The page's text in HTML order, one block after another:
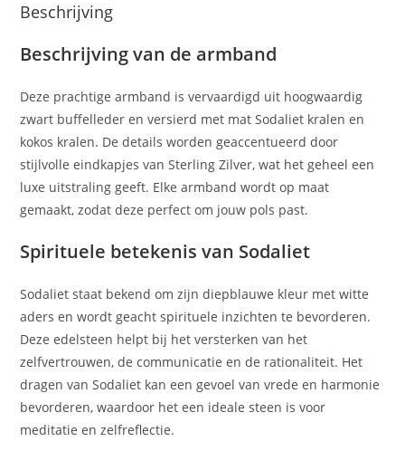
Beschrijving
Beschrijving van de armband
Deze prachtige armband is vervaardigd uit hoogwaardig
zwart buffelleder en versierd met mat Sodaliet kralen en
kokos kralen. De details worden geaccentueerd door
stijlvolle eindkapjes van Sterling Zilver, wat het geheel een
luxe uitstraling geeft. Elke armband wordt op maat
gemaakt, zodat deze perfect om jouw pols past.
Spirituele betekenis van Sodaliet
Sodaliet staat bekend om zijn diepblauwe kleur met witte
aders en wordt geacht spirituele inzichten te bevorderen.
Deze edelsteen helpt bij het versterken van het
zelfvertrouwen, de communicatie en de rationaliteit. Het
dragen van Sodaliet kan een gevoel van vrede en harmonie
bevorderen, waardoor het een ideale steen is voor
meditatie en zelfreflectie.